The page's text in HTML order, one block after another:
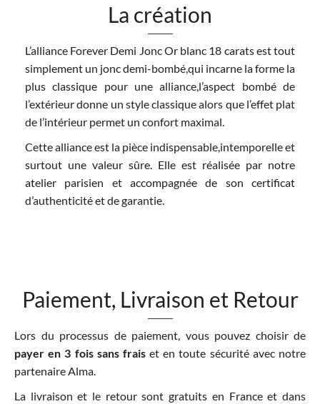
La création
L’alliance Forever Demi Jonc Or blanc 18 carats est tout
simplement un jonc demi-bombé,qui incarne la forme la
plus classique pour une alliance,l’aspect bombé de
l’extérieur donne un style classique alors que l’effet plat
de l’intérieur permet un confort maximal.
Cette alliance est la pièce indispensable,intemporelle et
surtout une valeur sûre. Elle est réalisée par notre
atelier parisien et accompagnée de son certificat
d’authenticité et de garantie.
Paiement, Livraison et Retour
Lors du processus de paiement, vous pouvez choisir de
payer en 3 fois sans fraiset en toute sécurité avec notre
partenaire Alma.
La livraison et le retour sont gratuits en France et dans